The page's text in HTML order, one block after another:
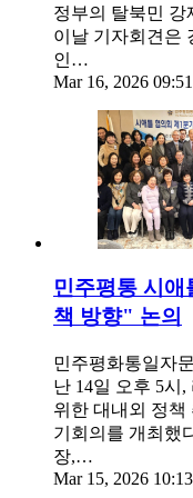
정부의 탈북민 강
이날 기자회견은
인…
Mar 16, 2026
민주평통 시
책 방향" 논의
민주평화통일자
난 14일 오후 5시
위한 대내외 정책
기회의를 개최했
장,…
Mar 15, 2026